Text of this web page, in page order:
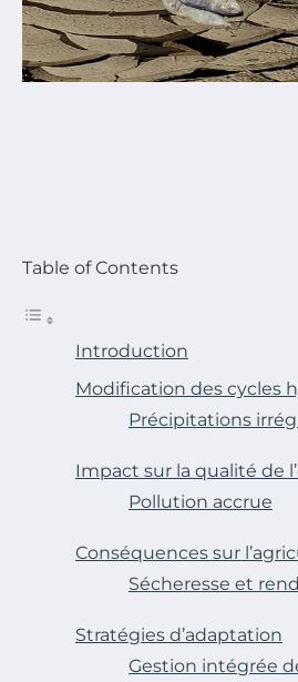
Table of Contents
Introduction
Modification des cycles
Précipitations
Impact sur la qualité de
Pollution accrue
Conséquences sur
Sécheresse et
Stratégies d’adaptation
Gestion intégrée